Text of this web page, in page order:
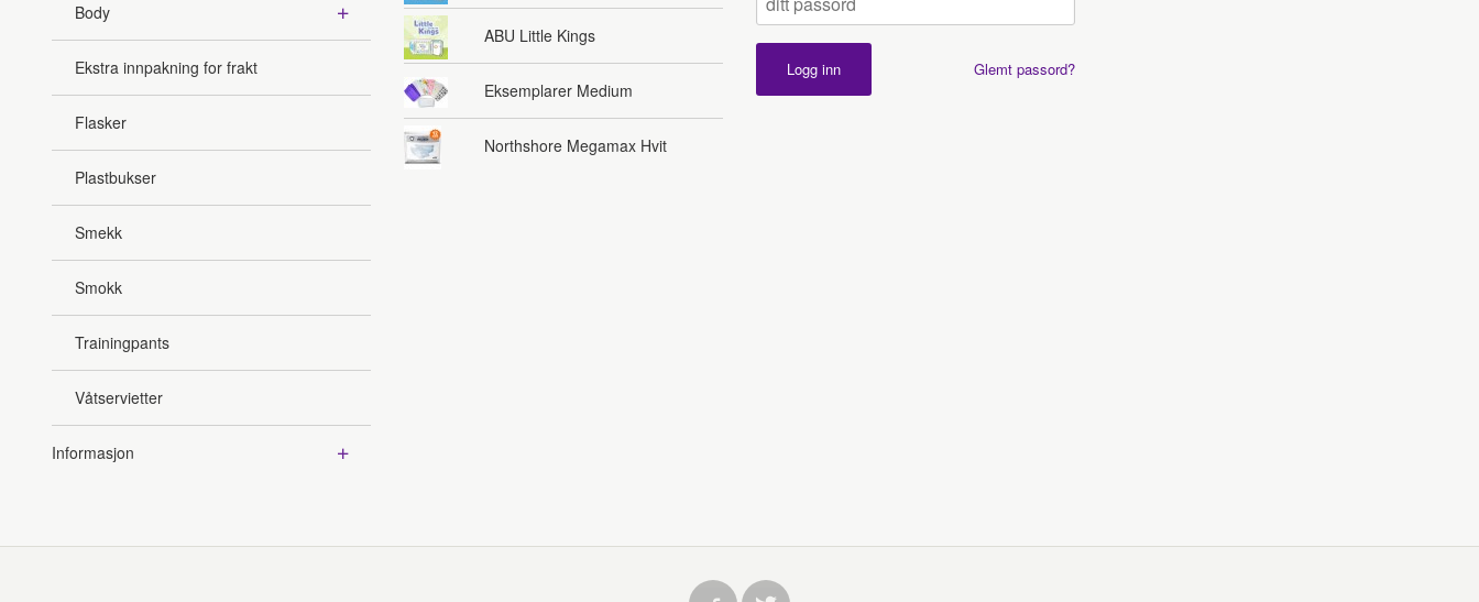
Body
Ekstra innpakning for frakt
Flasker
Plastbukser
Smekk
Smokk
Trainingpants
Våtservietter
Informasjon
ABU Little Kings
Eksemplarer Medium
Northshore Megamax Hvit
Glemt passord?